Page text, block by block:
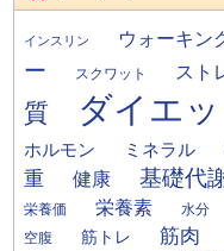
インスリン ウォーキン
ー
スクワット スト
質
ダイエッ
ホルモン
ミネラル
重
健康 基礎代
栄養価 栄養素 水分
空腹 筋トレ 筋肉